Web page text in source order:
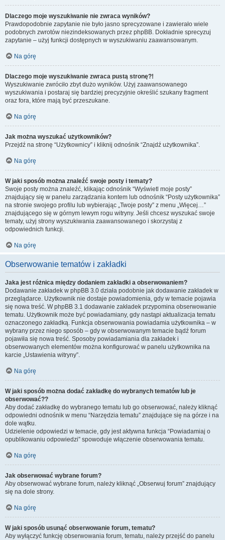
Dlaczego moje wyszukiwanie nie zwraca wyników?
Prawdopodobnie zapytanie nie było jasno sprecyzowane i zawierało wiele
podobnych zwrotów niezindeksowanych przez phpBB. Dokładnie sprecyzuj
zapytanie – użyj funkcji dostępnych w wyszukiwaniu zaawansowanym.
Na górę
Dlaczego moje wyszukiwanie zwraca pustą stronę?!
Wyszukiwanie zwróciło zbyt dużo wyników. Użyj zaawansowanego
wyszukiwania i postaraj się bardziej precyzyjnie określić szukany fragment
oraz fora, które mają być przeszukane.
Na górę
Jak można wyszukać użytkowników?
Przejdź na stronę “Użytkownicy” i kliknij odnośnik “Znajdź użytkownika”.
Na górę
W jaki sposób można znaleźć swoje posty i tematy?
Swoje posty można znaleźć, klikając odnośnik “Wyświetl moje posty”
znajdujący się w panelu zarządzania kontem lub odnośnik “Posty użytkownika”
na stronie swojego profilu lub wybierając „Twoje posty” z menu „Więcej…”
znajdującego się w górnym lewym rogu witryny. Jeśli chcesz wyszukać swoje
tematy, użyj strony wyszukiwania zaawansowanego i skorzystaj z
odpowiednich funkcji.
Na górę
Obserwowanie tematów i zakładki
Jaka jest różnica między dodaniem zakładki a obserwowaniem?
Dodawanie zakładek w phpBB 3.0 działa podobnie jak dodawanie zakładek w
przeglądarce. Użytkownik nie dostaje powiadomienia, gdy w temacie pojawia
się nowa treść. W phpBB 3.1 dodawanie zakładek przypomina obserwowanie
tematu. Użytkownik może być powiadamiany, gdy nastąpi aktualizacja tematu
oznaczonego zakładką. Funkcja obserwowania powiadamia użytkownika – w
wybrany przez niego sposób – gdy w obserwowanym temacie bądź forum
pojawiła się nowa treść. Sposoby powiadamiania dla zakładek i
obserwowanych elementów można konfigurować w panelu użytkownika na
karcie „Ustawienia witryny”.
Na górę
W jaki sposób można dodać zakładkę do wybranych tematów lub je
obserwować??
Aby dodać zakładkę do wybranego tematu lub go obserwować, należy kliknąć
odpowiedni odnośnik w menu “Narzędzia tematu” znajdujące się na górze i na
dole wątku.
Udzielenie odpowiedzi w temacie, gdy jest aktywna funkcja “Powiadamiaj o
opublikowaniu odpowiedzi” spowoduje włączenie obserwowania tematu.
Na górę
Jak obserwować wybrane forum?
Aby obserwować wybrane forum, należy kliknąć „Obserwuj forum” znajdujący
się na dole strony.
Na górę
W jaki sposób usunąć obserwowanie forum, tematu?
Aby wyłączyć funkcję obserwowania forum, tematu, należy przejść do panelu